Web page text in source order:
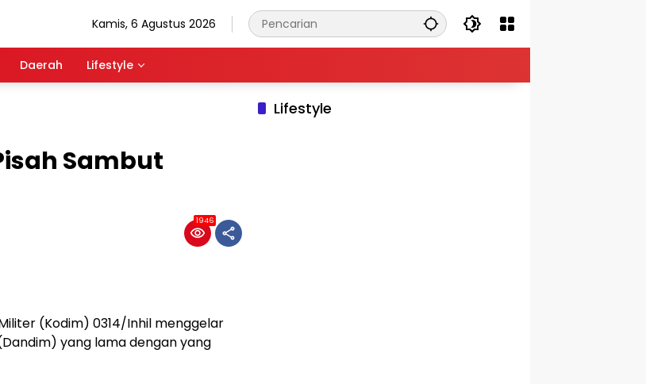
Kamis, 6 Agustus 2026
Daerah Lifestyle
Sambut
1946
(Kodim) 0314/Inhil menggelar
yang lama dengan yang
Lifestyle